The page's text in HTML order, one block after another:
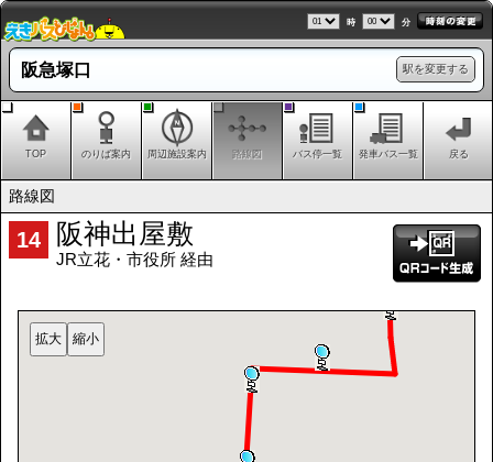
時 分
駅を変更する
阪急塚口
TOP のりば案内 周辺施設案内 路線図 バス停一覧 発車バス一覧 戻る
路線図
14 阪神出屋敷
JR立花・市役所 経由